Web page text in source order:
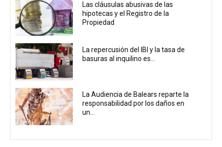
Las cláusulas abusivas de las
hipotecas y el Registro de la
Propiedad
La repercusión del IBI y la tasa de
basuras al inquilino es...
La Audiencia de Balears reparte la
responsabilidad por los daños en
un...